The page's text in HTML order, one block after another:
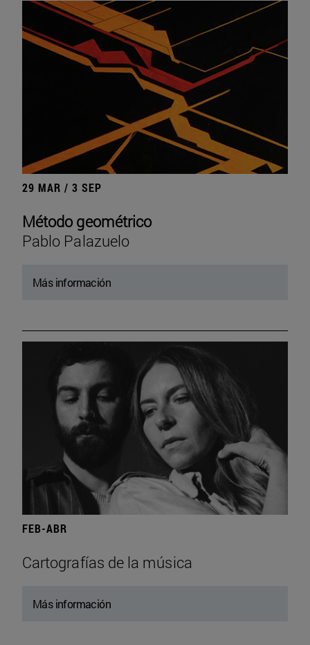
29 MAR / 3 SEP
Método geométrico
Pablo Palazuelo
Más información
FEB-ABR
Cartografías de la música
Más información